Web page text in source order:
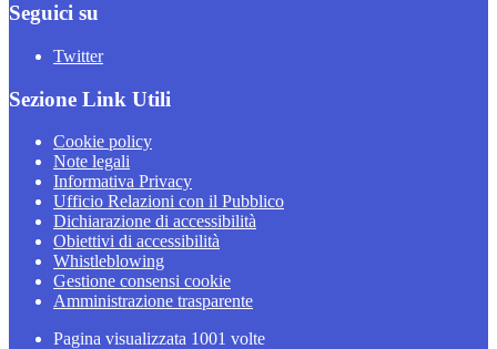
Seguici su
Twitter
Sezione Link Utili
Cookie policy
Note legali
Informativa Privacy
Ufficio Relazioni con il Pubblico
Dichiarazione di accessibilità
Obiettivi di accessibilità
Whistleblowing
Gestione consensi cookie
Amministrazione trasparente
Pagina visualizzata 1001 volte